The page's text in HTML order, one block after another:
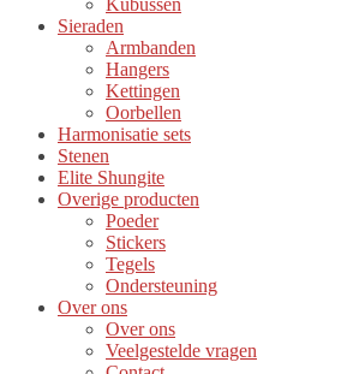
Kubussen
Sieraden
Armbanden
Hangers
Kettingen
Oorbellen
Harmonisatie sets
Stenen
Elite Shungite
Overige producten
Poeder
Stickers
Tegels
Ondersteuning
Over ons
Over ons
Veelgestelde vragen